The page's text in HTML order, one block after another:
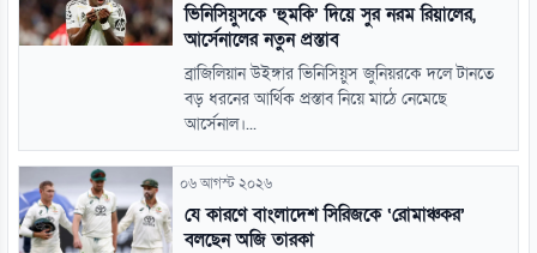
ভিনিসিয়ুসকে ‘হুমকি’ দিয়ে সুর নরম রিয়ালের,
আর্সেনালের নতুন প্রস্তাব
ব্রাজিলিয়ান উইঙ্গার ভিনিসিয়ুস জুনিয়রকে দলে টানতে
বড় ধরনের আর্থিক প্রস্তাব নিয়ে মাঠে নেমেছে
আর্সেনাল।...
০৬ আগস্ট ২০২৬
যে কারণে বাংলাদেশ সিরিজকে ‘রোমাঞ্চকর’
বলছেন অজি তারকা